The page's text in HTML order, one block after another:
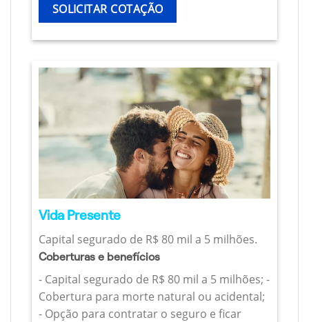
SOLICITAR COTAÇÃO
Vida Presente
Capital segurado de R$ 80 mil a 5 milhões.
Coberturas e benefícios
- Capital segurado de R$ 80 mil a 5 milhões; -
Cobertura para morte natural ou acidental;
- Opção para contratar o seguro e ficar